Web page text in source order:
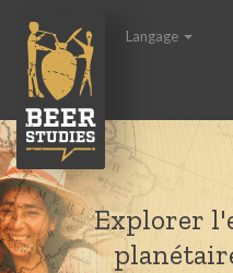
Langage
Explorer